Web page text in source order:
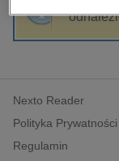
hobby,
komputery,
polityka,
inne
Nexto Reader
Polityka Prywatności
Regulamin